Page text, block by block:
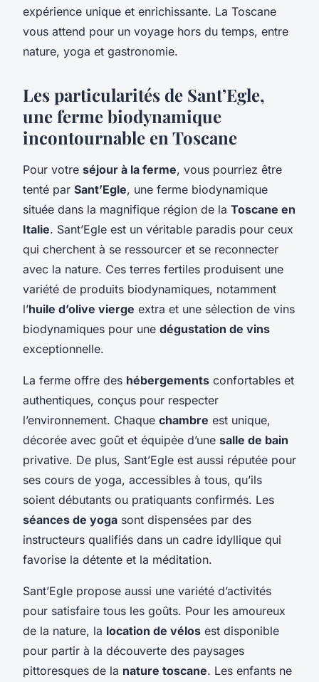
expérience unique et enrichissante. La Toscane
vous attend pour un voyage hors du temps, entre
nature, yoga et gastronomie.
Les particularités de Sant’Egle,
une ferme biodynamique
incontournable en Toscane
Pour votre séjour à la ferme, vous pourriez être
tenté par Sant’Egle, une ferme biodynamique
située dans la magnifique région de la Toscane en
Italie. Sant’Egle est un véritable paradis pour ceux
qui cherchent à se ressourcer et se reconnecter
avec la nature. Ces terres fertiles produisent une
variété de produits biodynamiques, notamment
l’huile d’olive vierge extra et une sélection de vins
biodynamiques pour une dégustation de vins
exceptionnelle.
La ferme offre des hébergements confortables et
authentiques, conçus pour respecter
l’environnement. Chaque chambre est unique,
décorée avec goût et équipée d’une salle de bain
privative. De plus, Sant’Egle est aussi réputée pour
ses cours de yoga, accessibles à tous, qu’ils
soient débutants ou pratiquants confirmés. Les
séances de yoga sont dispensées par des
instructeurs qualifiés dans un cadre idyllique qui
favorise la détente et la méditation.
Sant’Egle propose aussi une variété d’activités
pour satisfaire tous les goûts. Pour les amoureux
de la nature, la location de vélos est disponible
pour partir à la découverte des paysages
pittoresques de la nature toscane. Les enfants ne